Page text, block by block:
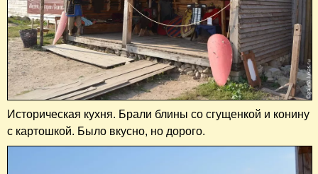
Историческая кухня. Брали блины со сгущенкой и конину
с картошкой. Было вкусно, но дорого.